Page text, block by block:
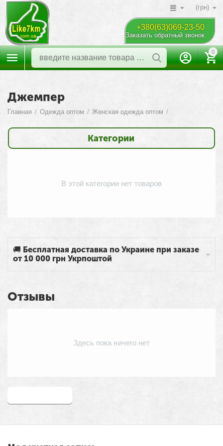
(грн)
+380(63)069-23-50
Заказать обратный звонок
0
Джемпер
Главная / Одежда оптом / Женская одежда оптом /
Категории
🚚 Бесплатная доставка по Украине при заказе
от 10 000 грн Укрпоштой
В этой категории нет товаров
Отзывы
Здесь пока ничего нет